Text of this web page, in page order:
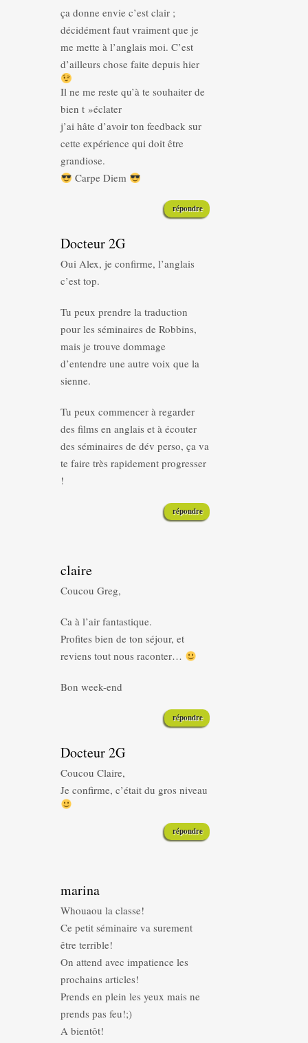
ça donne envie c’est clair ;
décidément faut vraiment que je
me mette à l’anglais moi. C’est
d’ailleurs chose faite depuis hier
Il ne me reste qu’à te souhaiter de
bien t »éclater
j’ai hâte d’avoir ton feedback sur
cette expérience qui doit être
grandiose.
Carpe Diem
répondre
Docteur 2G
Oui Alex, je confirme, l’anglais
c’est top.
Tu peux prendre la traduction
pour les séminaires de Robbins,
mais je trouve dommage
d’entendre une autre voix que la
sienne.
Tu peux commencer à regarder
des films en anglais et à écouter
des séminaires de dév perso, ça va
te faire très rapidement progresser
!
répondre
claire
Coucou Greg,
Ca à l’air fantastique.
Profites bien de ton séjour, et
reviens tout nous raconter…
Bon week-end
répondre
Docteur 2G
Coucou Claire,
Je confirme, c’était du gros niveau
répondre
marina
Whouaou la classe!
Ce petit séminaire va surement
être terrible!
On attend avec impatience les
prochains articles!
Prends en plein les yeux mais ne
prends pas feu!;)
A bientôt!